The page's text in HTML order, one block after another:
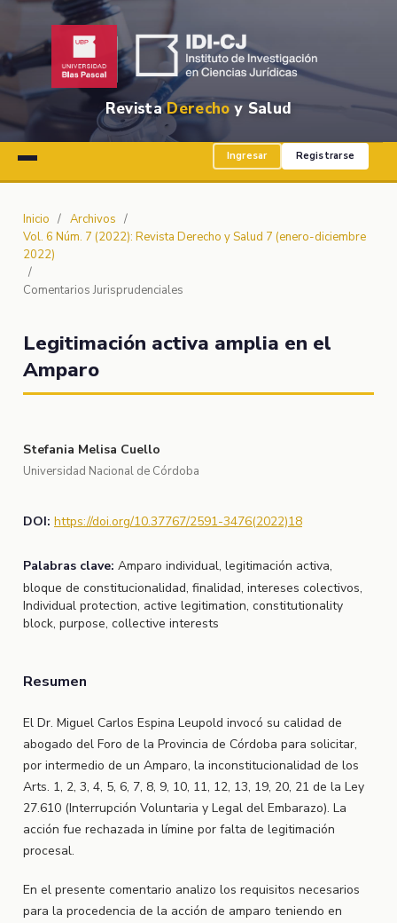
RevistaDerecho y Salud
Ingresar Registrarse
Inicio / Archivos /
Vol. 6 Núm. 7 (2022): Revista Derecho y Salud 7 (enero-diciembre
2022)
/
Comentarios Jurisprudenciales
Legitimación activa amplia en el
Amparo
Stefania Melisa Cuello
Universidad Nacional de Córdoba
DOI: https://doi.org/10.37767/2591-3476(2022)18
Palabras clave: Amparo individual, legitimación activa,
bloque de constitucionalidad, finalidad, intereses colectivos,
Individual protection, active legitimation, constitutionality
block, purpose, collective interests
Resumen
El Dr. Miguel Carlos Espina Leupold invocó su calidad de
abogado del Foro de la Provincia de Córdoba para solicitar,
por intermedio de un Amparo, la inconstitucionalidad de los
Arts. 1, 2, 3, 4, 5, 6, 7, 8, 9, 10, 11, 12, 13, 19, 20, 21 de la Ley
27.610 (Interrupción Voluntaria y Legal del Embarazo). La
acción fue rechazada in límine por falta de legitimación
procesal.
En el presente comentario analizo los requisitos necesarios
para la procedencia de la acción de amparo teniendo en